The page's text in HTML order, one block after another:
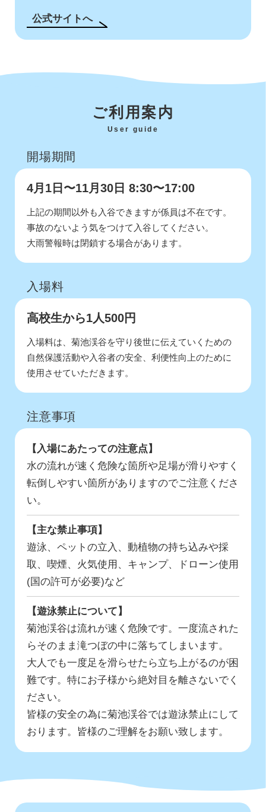
公式サイトへ
ご利用案内
User guide
開場期間
4月1日〜11月30日 8:30〜17:00
上記の期間以外も入谷できますが係員は不在です。
事故のないよう気をつけて入谷してください。
大雨警報時は閉鎖する場合があります。
入場料
高校生から1人500円
入場料は、菊池渓谷を守り後世に伝えていくための
自然保護活動や入谷者の安全、利便性向上のために
使用させていただきます。
注意事項
【入場にあたっての注意点】
水の流れが速く危険な箇所や足場が滑りやすく
転倒しやすい箇所がありますのでご注意くださ
い。
【主な禁止事項】
遊泳、ペットの立入、動植物の持ち込みや採
取、喫煙、火気使用、キャンプ、
ドローン使用
(国の許可が必要)など
【遊泳禁止について】
菊池渓谷は流れが速く危険です。一度流された
らそのまま滝つぼの中に落ちてしまいます。
大人でも一度足を滑らせたら立ち上がるのが困
難です。特にお子様から絶対目を離さないでく
ださい。
皆様の安全の為に菊池渓谷では遊泳禁止にして
おります。皆様のご理解をお願い致します。